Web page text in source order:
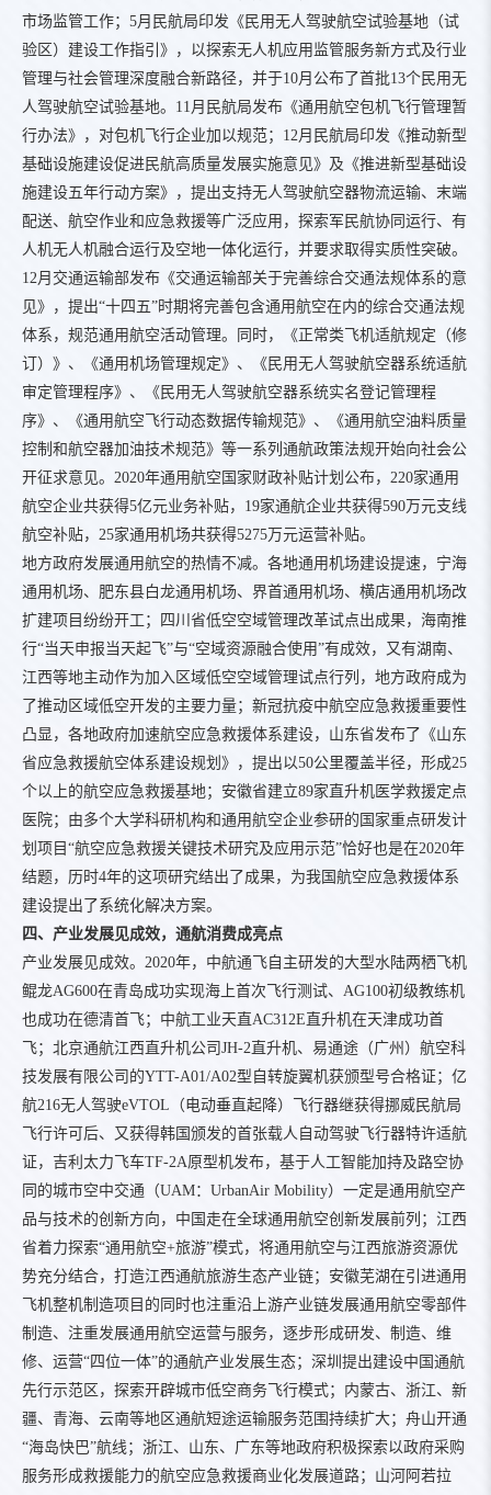
市场监管工作；5月民航局印发《民用无人驾驶航空试验基地（试
验区）建设工作指引》，以探索无人机应用监管服务新方式及行业
管理与社会管理深度融合新路径，并于10月公布了首批13个民用无
人驾驶航空试验基地。11月民航局发布《通用航空包机飞行管理暂
行办法》，对包机飞行企业加以规范；12月民航局印发《推动新型
基础设施建设促进民航高质量发展实施意见》及《推进新型基础设
施建设五年行动方案》，提出支持无人驾驶航空器物流运输、末端
配送、航空作业和应急救援等广泛应用，探索军民航协同运行、有
人机无人机融合运行及空地一体化运行，并要求取得实质性突破。
12月交通运输部发布《交通运输部关于完善综合交通法规体系的意
见》，提出“十四五”时期将完善包含通用航空在内的综合交通法规
体系，规范通用航空活动管理。同时，《正常类飞机适航规定（修
订）》、《通用机场管理规定》、《民用无人驾驶航空器系统适航
审定管理程序》、《民用无人驾驶航空器系统实名登记管理程
序》、《通用航空飞行动态数据传输规范》、《通用航空油料质量
控制和航空器加油技术规范》等一系列通航政策法规开始向社会公
开征求意见。2020年通用航空国家财政补贴计划公布，220家通用
航空企业共获得5亿元业务补贴，19家通航企业共获得590万元支线
航空补贴，25家通用机场共获得5275万元运营补贴。
地方政府发展通用航空的热情不减。各地通用机场建设提速，宁海
通用机场、肥东县白龙通用机场、界首通用机场、横店通用机场改
扩建项目纷纷开工；四川省低空空域管理改革试点出成果，海南推
行“当天申报当天起飞”与“空域资源融合使用”有成效，又有湖南、
江西等地主动作为加入区域低空空域管理试点行列，地方政府成为
了推动区域低空开发的主要力量；新冠抗疫中航空应急救援重要性
凸显，各地政府加速航空应急救援体系建设，山东省发布了《山东
省应急救援航空体系建设规划》，提出以50公里覆盖半径，形成25
个以上的航空应急救援基地；安徽省建立89家直升机医学救援定点
医院；由多个大学科研机构和通用航空企业参研的国家重点研发计
划项目“航空应急救援关键技术研究及应用示范”恰好也是在2020年
结题，历时4年的这项研究结出了成果，为我国航空应急救援体系
建设提出了系统化解决方案。
四、产业发展见成效，通航消费成亮点
产业发展见成效。2020年，中航通飞自主研发的大型水陆两栖飞机
鲲龙AG600在青岛成功实现海上首次飞行测试、AG100初级教练机
也成功在德清首飞；中航工业天直AC312E直升机在天津成功首
飞；北京通航江西直升机公司JH-2直升机、易通途（广州）航空科
技发展有限公司的YTT-A01/A02型自转旋翼机获颁型号合格证；亿
航216无人驾驶eVTOL（电动垂直起降）飞行器继获得挪威民航局
飞行许可后、又获得韩国颁发的首张载人自动驾驶飞行器特许适航
证，吉利太力飞车TF-2A原型机发布，基于人工智能加持及路空协
同的城市空中交通（UAM：UrbanAir Mobility）一定是通用航空产
品与技术的创新方向，中国走在全球通用航空创新发展前列；江西
省着力探索“通用航空+旅游”模式，将通用航空与江西旅游资源优
势充分结合，打造江西通航旅游生态产业链；安徽芜湖在引进通用
飞机整机制造项目的同时也注重沿上游产业链发展通用航空零部件
制造、注重发展通用航空运营与服务，逐步形成研发、制造、维
修、运营“四位一体”的通航产业发展生态；深圳提出建设中国通航
先行示范区，探索开辟城市低空商务飞行模式；内蒙古、浙江、新
疆、青海、云南等地区通航短途运输服务范围持续扩大；舟山开通
“海岛快巴”航线；浙江、山东、广东等地政府积极探索以政府采购
服务形成救援能力的航空应急救援商业化发展道路；山河阿若拉